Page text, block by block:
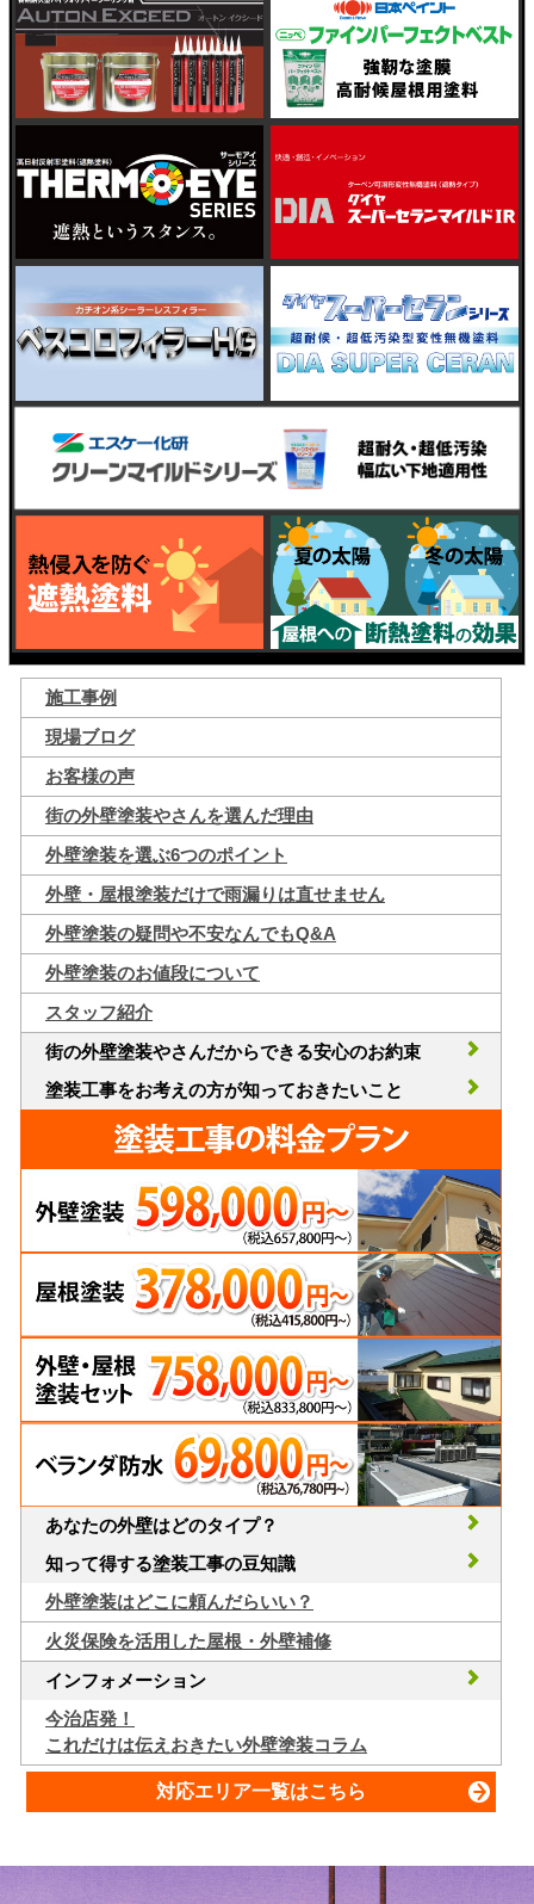
施工事例
現場ブログ
お客様の声
街の外壁塗装やさんを選んだ理由
外壁塗装を選ぶ6つのポイント
外壁・屋根塗装だけで雨漏りは直せません
外壁塗装の疑問や不安なんでもQ&A
外壁塗装のお値段について
スタッフ紹介
街の外壁塗装やさんだからできる安心のお約束
塗装工事をお考えの方が知っておきたいこと
あなたの外壁はどのタイプ？
知って得する塗装工事の豆知識
外壁塗装はどこに頼んだらいい？
火災保険を活用した屋根・外壁補修
インフォメーション
今治店発！
これだけは伝えおきたい外壁塗装コラム
対応エリア一覧はこちら